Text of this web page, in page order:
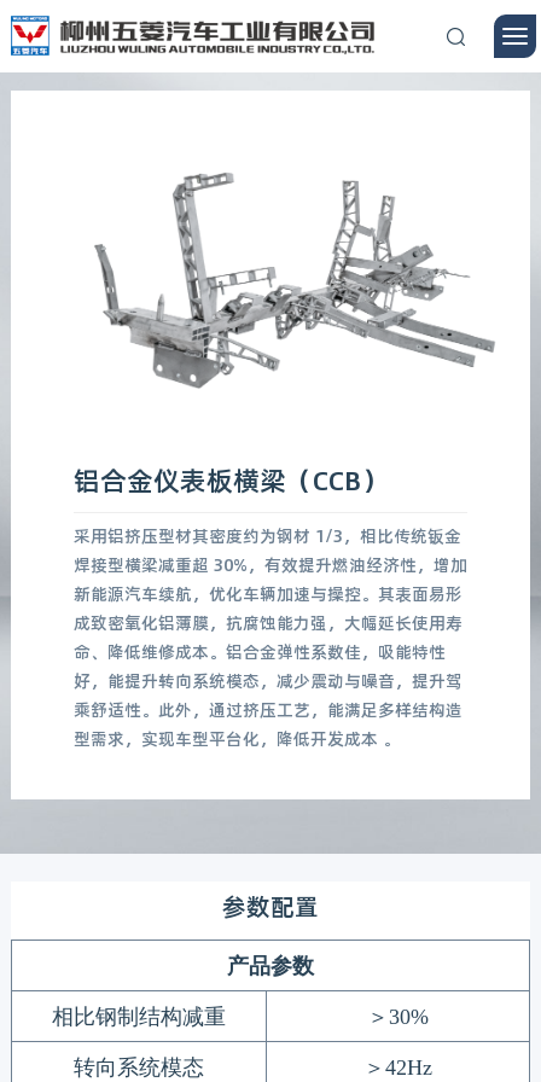
铝合金仪表板横梁（CCB）
采用铝挤压型材其密度约为钢材 1/3，相比传统钣金
焊接型横梁减重超 30%，有效提升燃油经济性，增加
新能源汽车续航，优化车辆加速与操控。其表面易形
成致密氧化铝薄膜，抗腐蚀能力强，大幅延长使用寿
命、降低维修成本。铝合金弹性系数佳，吸能特性
好，能提升转向系统模态，减少震动与噪音，提升驾
乘舒适性。此外，通过挤压工艺，能满足多样结构造
型需求，实现车型平台化，降低开发成本 。
参数配置
产品参数
相比钢制结构减重 ＞ 30%
转向系统模态 ＞ 42Hz